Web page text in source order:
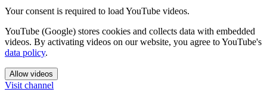
Your consent is required to load YouTube videos.
YouTube (Google) stores cookies and collects data with embedded
videos. By activating videos on our website, you agree to YouTube's
data policy.
Allow videos
Visit channel